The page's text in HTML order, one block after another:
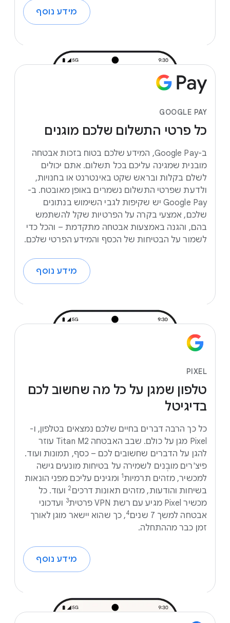
מידע נוסף
GOOGLE PAY
כל פרטי התשלום שלכם מוגנים
ב-Google Pay, המידע שלכם בטוח בזכות אבטחה
מובנית שמגינה עליכם בכל תשלום. אתם יכולים
לשלם בקלות ובראש שקט באינטרנט או בחנויות,
ולדעת שפרטי התשלום נשמרים באופן מאובטח. ב-
Google Pay יש שקיפות לגבי השימוש בנתונים
שלכם, אמצעי בקרה על הפרטיות שקל להשתמש
בהם, והגנה באמצעות אבטחה מתקדמת – והכל כדי
לשמור על הבטיחות של הכסף והמידע הפרטי שלכם.
מידע נוסף
PIXEL
טלפון שמגן על כל מה שחשוב לכם
בדיגיטל
כל כך הרבה דברים בחיים שלכם נמצאים בטלפון, ו-
Pixel מגן על כולם. שבב האבטחה Titan M2 עוזר
להגן על הדברים שחשובים לכם – כסף, תמונות ועוד.
פיצ'רים מובְנים לשמירה על בטיחות מונעים גישה
למכשיר, מזהים תרמיות1 ומגינים עליכם מפני הונאות
בשיחות והודעות, מזהים תאונות דרכים 2 ועוד. כל
מכשיר Pixel מגיע עם רשת VPN פרטית
‏3
ועדכוני
אבטחה למשך 7 שנים
4, כך שהוא יישאר מוגן לאורך
זמן כבר מההתחלה.
מידע נוסף